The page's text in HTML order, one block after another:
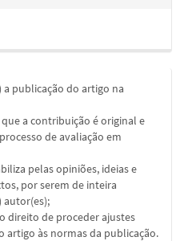
a publicação do artigo na
a contribuição é original e
de avaliação em
pelas opiniões, ideias e
por serem de inteira
autor(es);
direito de proceder ajustes
artigo às normas da publicação.